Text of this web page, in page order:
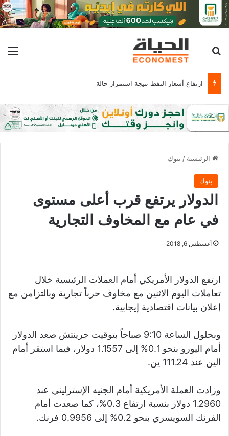
بحث عن
الرئيسية / بنوك
بنوك
الدولار يرتفع قرب أعلى مستوى
في عام مع المخاوف التجارية
أغسطس 6, 2018
ارتفع الدولار الأمريكي أمام العملات الرئيسية خلال
تعاملات اليوم الاثنين مع مخاوف حرباً تجارية وبالتزامن مع
إعلان بيانات اقتصادية إيجابية.
وبحلول الساعة 9:10 صباحاً بتوقيت جرينتش صعد الدولار
أمام اليورو بنحو 0.1% إلى 1.1557 دولار، فيما استقر أمام
الين عند 111.24 ين.
وزادت العملة الأمريكية أمام الجنيه الإسترليني عند
1.2960 دولار بنسبة ارتفاع 0.3%، كما صعدت أمام
الفرنك السويسري بنحو 0.2% إلى 0.9956 فرنك.